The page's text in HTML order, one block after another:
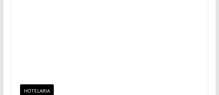
HOTELARIA